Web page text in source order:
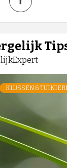
KLUSSEN &